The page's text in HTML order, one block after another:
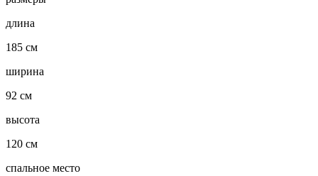
длина
185 см
ширина
92 см
высота
120 см
спальное место